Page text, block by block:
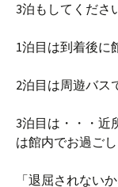
3泊もしてくださ
1泊目は到着後に
2泊目は周遊バス
3泊目は・・・近
は館内でお過ごし
「退屈されない